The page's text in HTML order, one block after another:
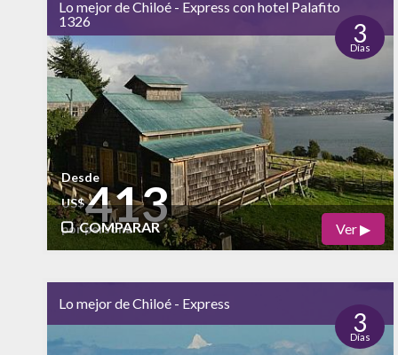
alto
alto
Vida Nocturna
Lo mejor de Chiloé - Express con hotel Palafito
1326
3
Días
Desde
US$413
por persona
COMPARAR
alto
Ver ▶
Lo mejor de Chiloé - Express
3
Días